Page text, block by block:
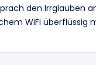
den Irrglauben
WiFi überflüssig